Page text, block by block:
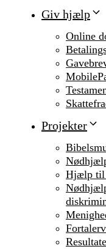
Giv hjælp
Online
Projekter
Hjælp til